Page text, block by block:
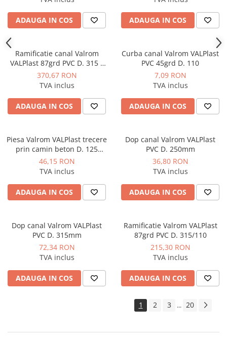
UPS-uri si stabilizatoare de
Ventile liniare
Ventile electromagnetice
Automatizare centrala termica
Accesorii pentru echipamente
Echipamente pentru tratarea si
pomparea apei
Pompe submersibile
Pompe de suprafata
Pompe pentru piscine
Hidrofoare
Vase de expansiune pentru
Rezervoare apa si accesorii stocare
ADAUGA IN COS ADAUGA IN COS
Ramificatie canal Valrom
VALPlast 87grd PVC D. 315 x
315mm
370,67 RON
TVA inclus
ADAUGA IN COS
Curba canal Valrom VALPlast
PVC 45grd D. 110
7,09 RON
TVA inclus
ADAUGA IN COS
Piesa Valrom VALPlast trecere
prin camin beton D. 125
L=240mm
46,15 RON
TVA inclus
ADAUGA IN COS
Dop canal Valrom VALPlast
PVC D. 250mm
36,80 RON
TVA inclus
ADAUGA IN COS
Dop canal Valrom VALPlast
PVC D. 315mm
72,34 RON
TVA inclus
ADAUGA IN COS
Ramificatie Valrom VALPlast
87grd PVC D. 315/110
215,30 RON
TVA inclus
ADAUGA IN COS
1 2 3 ... 20